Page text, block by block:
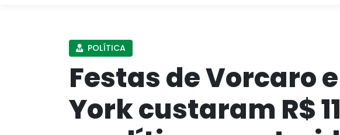
POLÍTICA
Festas de Vorcaro
York custaram R$